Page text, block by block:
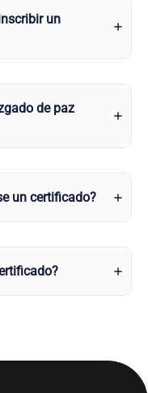
un
de paz
un certificado?